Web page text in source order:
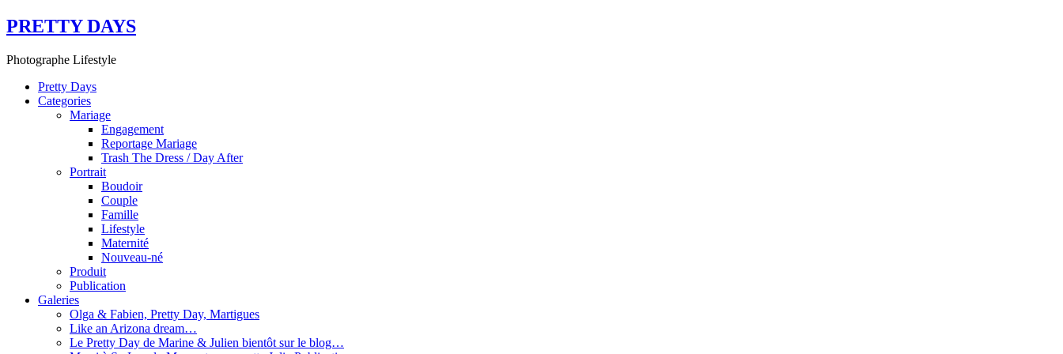
PRETTY DAYS
Photographe Lifestyle
Pretty Days
Categories
Mariage
Engagement
Reportage Mariage
Trash The Dress / Day After
Portrait
Boudoir
Couple
Famille
Lifestyle
Maternité
Nouveau-né
Produit
Publication
Galeries
Olga & Fabien, Pretty Day, Martigues
Like an Arizona dream…
Le Pretty Day de Marine & Julien bientôt sur le blog…